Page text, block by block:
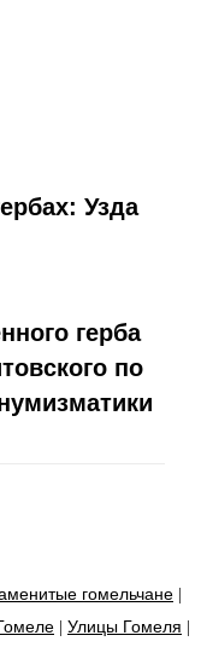
Узда
герба
по
гомельчане |
| Улицы Гомеля |